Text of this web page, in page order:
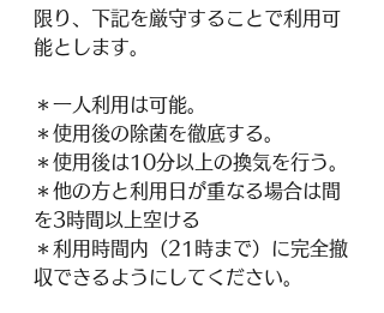
限り、下記を厳守することで利用可
能とします。
＊一人利用は可能。
＊使用後の除菌を徹底する。
＊使用後は10分以上の換気を行う。
＊他の方と利用日が重なる場合は間
を3時間以上空ける
＊利用時間内（21時まで）に完全撤
収できるようにしてください。